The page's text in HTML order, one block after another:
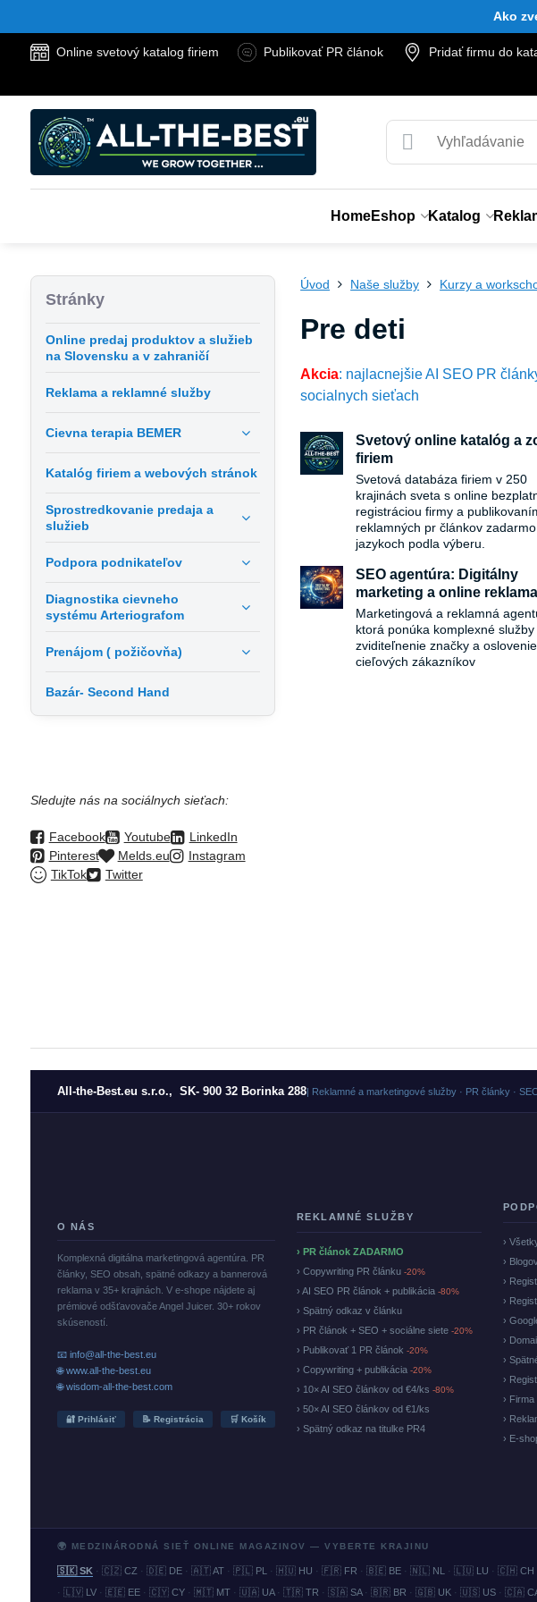
Ako
Online svetový katalog firiem Publikovať PR článok
Pridať firmu do
HomeEshop Katalog
Úvod Naše služby Kurzy a
Pre deti
Akcia: najlacnejšie AI SEO PR
socialnych sieťach
Svetový online katalóg a
firiem
Svetová databáza firiem v 250
krajinách sveta s online
registráciou firmy a
reklamných pr článkov
jazykoch podla výberu.
SEO agentúra: Digitálny
marketing a online reklama
Marketingová a reklamná
ktorá ponúka komplexné služby
zviditeľnenie značky a oslovenie
cieľových zákazníkov
Stránky
Online predaj produktov a služieb
na Slovensku a v zahraničí
Reklama a reklamné služby
Cievna terapia BEMER
Katalóg firiem a webových stránok
Sprostredkovanie predaja a
služieb
Podpora podnikateľov
Diagnostika cievneho
systému Arteriografom
Prenájom ( požičovňa)
Bazár- Second Hand
Sledujte nás na sociálnych sieťach:
Facebook Youtube
LinkedIn
Pinterest
Melds.eu
Instagram
TikTok
Twitter
All-the-Best.eu s.r.o., SK- 900 32 Borinka 288| Reklamné a marketingové služby · PR články ·
O NÁS
Komplexná digitálna marketingová agentúra. PR
články, SEO obsah, spätné odkazy a bannerová
reklama v 35+ krajinách. V e-shope nájdete aj
prémiové odšťavovače Angel Juicer. 30+ rokov
skúseností.
📧 info@all-the-best.eu
🌐 www.all-the-best.eu
🌐 wisdom-all-the-best.com
🔐 Prihlásiť 📝 Registrácia 🛒 Košík
REKLAMNÉ SLUŽBY
› PR článok ZADARMO
› Copywriting PR článku -20%
› AI SEO PR článok + publikácia -80%
› Spätný odkaz v článku
› PR článok + SEO + sociálne siete -20%
› Publikovať 1 PR článok -20%
› Copywriting + publikácia -20%
› 10× AI SEO článkov od €4/ks -80%
› 50× AI SEO článkov od €1/ks
› Spätný odkaz na titulke PR4
›
›
›
›
›
›
›
›
›
›
› E-
🌍 MEDZINÁRODNÁ SIEŤ ONLINE MAGAZINOV — VYBERTE KRAJINU
🇸🇰 SK · 🇨🇿 CZ · 🇩🇪 DE · 🇦🇹 AT · 🇵🇱 PL · 🇭🇺 HU · 🇫🇷 FR · 🇧🇪 BE · 🇳🇱 NL · 🇱🇺 LU · 🇨🇭 CH
· 🇱🇻 LV · 🇪🇪 EE · 🇨🇾 CY · 🇲🇹 MT · 🇺🇦 UA · 🇹🇷 TR · 🇸🇦 SA · 🇧🇷 BR · 🇬🇧 UK · 🇺🇸 US · 🇨🇦